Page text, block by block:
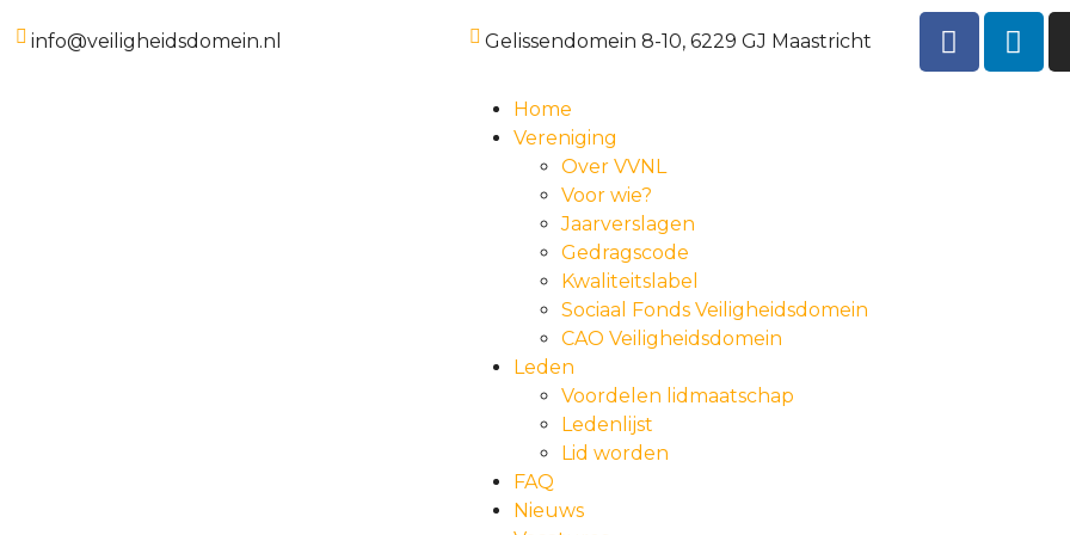
info@veiligheidsdomein.nl Gelissendomein 8-10, 6229 GJ Maastricht
Home
Vereniging
Over VVNL
Voor wie?
Jaarverslagen
Gedragscode
Kwaliteitslabel
Sociaal Fonds Veiligheidsdomein
CAO Veiligheidsdomein
Leden
Voordelen lidmaatschap
Ledenlijst
Lid worden
FAQ
Nieuws